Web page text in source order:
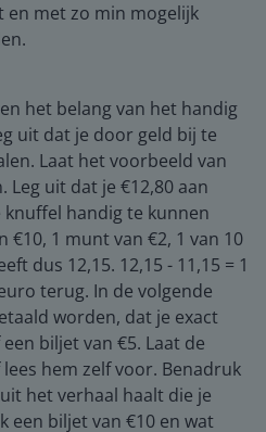
en met zo min mogelijk
het belang van het handig
uit dat je door geld bij te
Laat het voorbeeld van
uit dat je €12,80 aan
handig te kunnen
€10, 1 munt van €2, 1 van 10
dus 12,15. 12,15 - 11,15 = 1
terug. In de volgende
worden, dat je exact
biljet van €5. Laat de
hem zelf voor. Benadruk
het verhaal haalt die je
een biljet van €10 en wat